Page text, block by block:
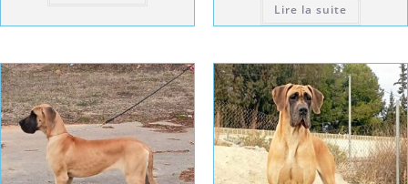
Lire la suite